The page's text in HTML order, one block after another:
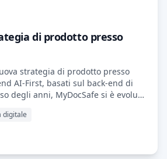
di prodotto presso
strategia di prodotto presso
AI-First, basati sul back-end di
degli anni, MyDocSafe si è evoluta
flussi di lavoro, moduli,
pagamenti e integrazioni per
missione fondamentale non
è cambiato è il modo in cui
digitale